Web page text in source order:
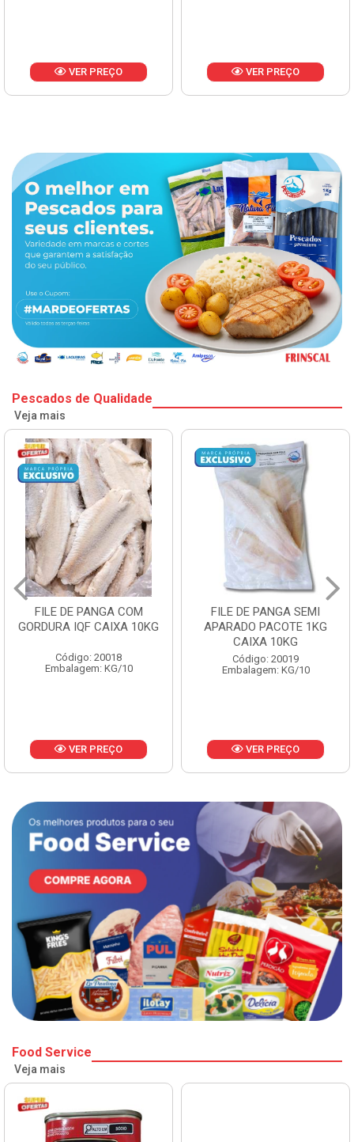
VER PREÇO VER PREÇO
Pescados de Qualidade
Veja mais
FILE DE PANGA SEMI
APARADO PACOTE 1KG
Código: 20019
Embalagem: KG/10
VER PREÇO
POLACA DESFIADA
PESCAMARES PCT5KG
CX10KG
Código: 20161
Embalagem: KG/10
VER PREÇO
Food Service
Veja mais